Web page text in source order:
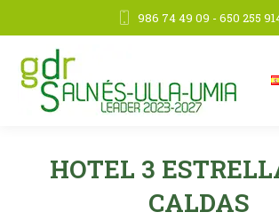
986 74 49 09 - 650 255
HOTEL 3
CALDAS